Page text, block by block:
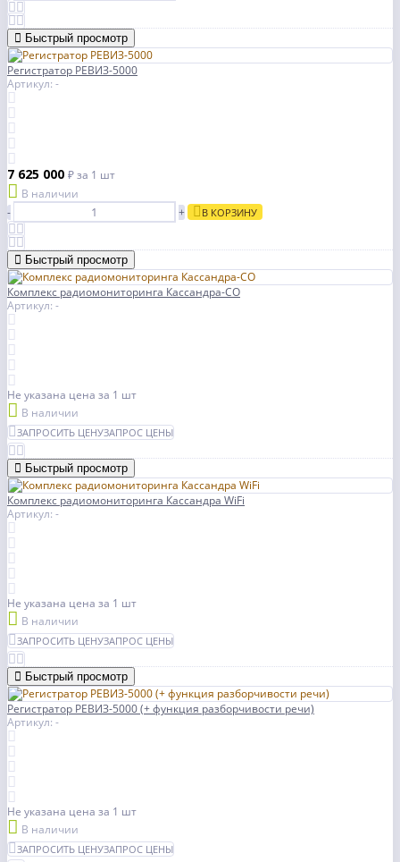
Быстрый просмотр
Регистратор РЕВИЗ-5000
Артикул: -
7 625 000 ₽за 1 шт
В наличии
-
+ В КОРЗИНУ
Быстрый просмотр
Комплекс радиомониторинга Кассандра-СО
Артикул: -
Не указана цена за 1 шт
В наличии
ЗАПРОСИТЬ ЦЕНУЗАПРОС ЦЕНЫ
Быстрый просмотр
Комплекс радиомониторинга Кассандра WiFi
Артикул: -
Не указана цена за 1 шт
В наличии
ЗАПРОСИТЬ ЦЕНУЗАПРОС ЦЕНЫ
Быстрый просмотр
Регистратор РЕВИЗ-5000 (+ функция разборчивости речи)
Артикул: -
Не указана цена за 1 шт
В наличии
ЗАПРОСИТЬ ЦЕНУЗАПРОС ЦЕНЫ